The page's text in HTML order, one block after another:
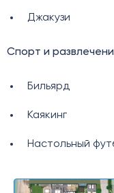
Джакузи
Спорт и
Бильярд
Каякинг
Настольный